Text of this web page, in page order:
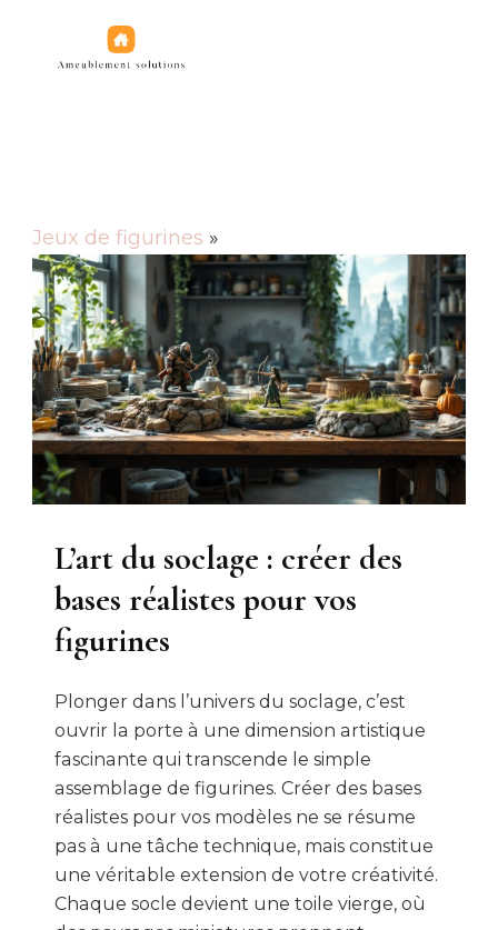
Jeux de figurines
Jeux de figurines »
L’art du soclage : créer des
bases réalistes pour vos
figurines
Plonger dans l’univers du soclage, c’est
ouvrir la porte à une dimension artistique
fascinante qui transcende le simple
assemblage de figurines. Créer des bases
réalistes pour vos modèles ne se résume
pas à une tâche technique, mais constitue
une véritable extension de votre créativité.
Chaque socle devient une toile vierge, où